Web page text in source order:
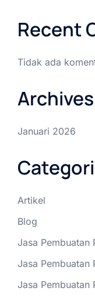
Recent
Tidak ada
Archives
Januari 2026
Artikel
Blog
Jasa Pembuatan
Jasa Pembuatan
Jasa Pembuatan